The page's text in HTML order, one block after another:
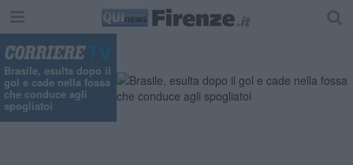
Brasile, esulta dopo il
gol e cade nella fossa
che conduce agli
spogliatoi